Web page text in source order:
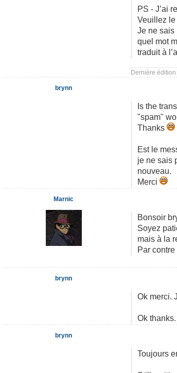
PS - J’ai
Veuillez le
Je ne sais
quel mot
traduit à
Dernière
Is the
"spam"
Thanks
Est le
je ne sais
nouveau.
Merci
brynn
Bonsoir
Soyez
mais à la
Par
Marnic
Ok merci.
Ok
brynn
Toujours
brynn